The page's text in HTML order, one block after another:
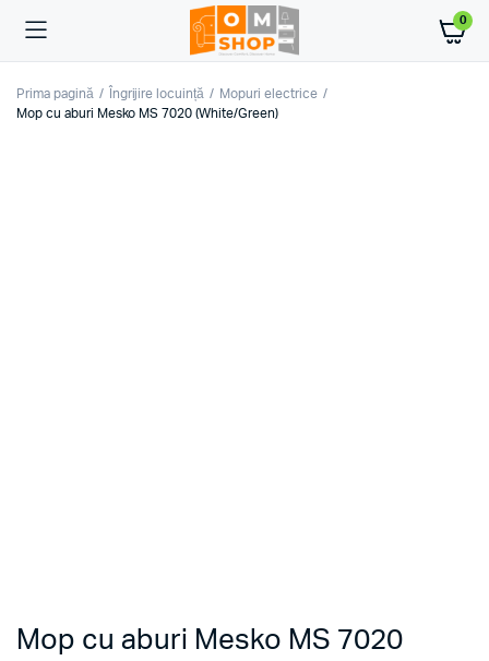
0
Prima pagină Îngrijire locuință
Mopuri electrice
Mop cu aburi Mesko MS 7020 (White/Green)
Mop cu aburi Mesko MS 7020